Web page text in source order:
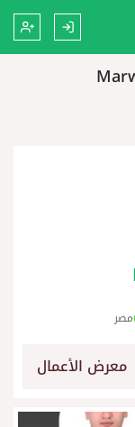
مصر
معرض الأعمال